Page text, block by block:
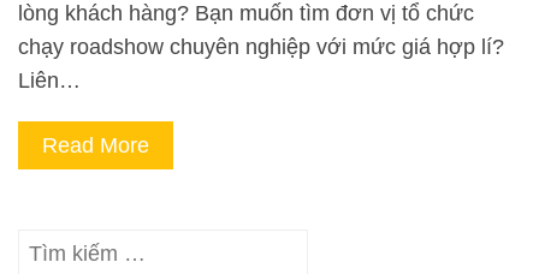
lòng khách hàng? Bạn muốn tìm đơn vị tổ chức
chạy roadshow chuyên nghiệp với mức giá hợp lí?
Liên…
Read More
Tìm